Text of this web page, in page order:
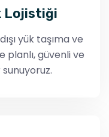
Lojistiği
yük taşıma ve
planlı, güvenli ve